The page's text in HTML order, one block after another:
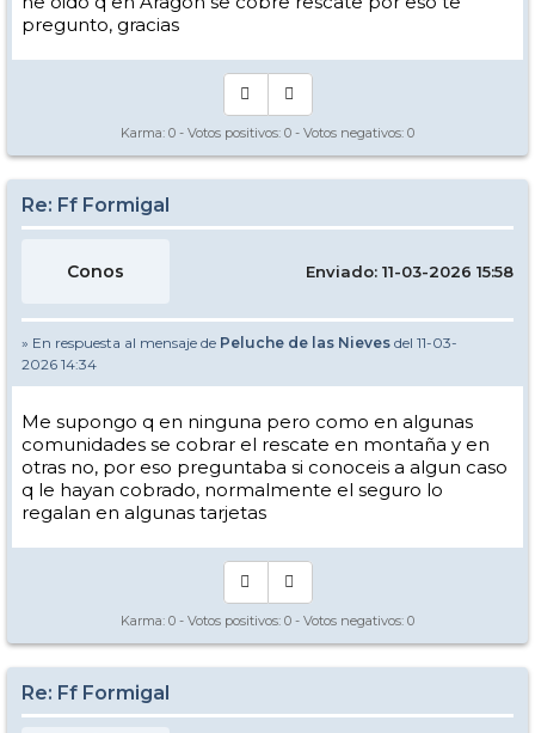
pregunto, gracias
Karma: 0 - Votos positivos: 0 - Votos negativos: 0
Re: Ff Formigal
Conos Enviado: 11-03-2026 15:58
» En respuesta al mensaje de Peluche de las Nieves del 11-03-
2026 14:34
Me supongo q en ninguna pero como en algunas
comunidades se cobrar el rescate en montaña y en
otras no, por eso preguntaba si conoceis a algun caso
q le hayan cobrado, normalmente el seguro lo
regalan en algunas tarjetas
Karma: 0 - Votos positivos: 0 - Votos negativos: 0
Re: Ff Formigal